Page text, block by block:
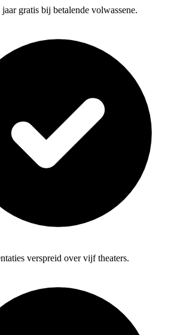
gratis bij betalende volwassene.
verspreid over vijf theaters.